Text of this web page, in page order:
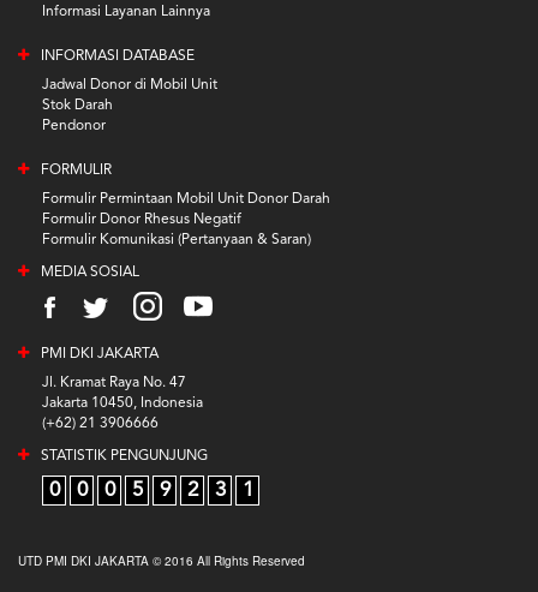
Informasi Layanan Lainnya
INFORMASI DATABASE
Jadwal Donor di Mobil Unit
Stok Darah
Pendonor
FORMULIR
Formulir Permintaan Mobil Unit Donor Darah
Formulir Donor Rhesus Negatif
Formulir Komunikasi (Pertanyaan & Saran)
MEDIA SOSIAL
PMI DKI JAKARTA
Jl. Kramat Raya No. 47
Jakarta 10450, Indonesia
(+62) 21 3906666
STATISTIK PENGUNJUNG
0 0 0 5 9 2 3 1
UTD PMI DKI JAKARTA © 2016 All Rights Reserved